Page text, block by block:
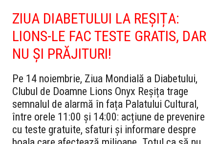
ZIUA DIABETULUI LA REȘIȚA:
LIONS-LE FAC TESTE GRATIS, DAR
NU ȘI PRĂJITURI!
Pe 14 noiembrie, Ziua Mondială a Diabetului,
Clubul de Doamne Lions Onyx Reșița trage
semnalul de alarmă în fața Palatului Cultural,
între orele 11:00 și 14:00: acțiune de prevenire
cu teste gratuite, sfaturi și informare despre